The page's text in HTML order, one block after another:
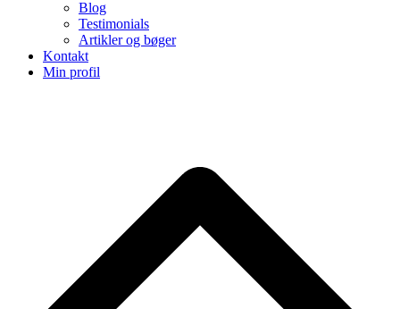
Blog
Testimonials
Artikler og bøger
Kontakt
Min profil